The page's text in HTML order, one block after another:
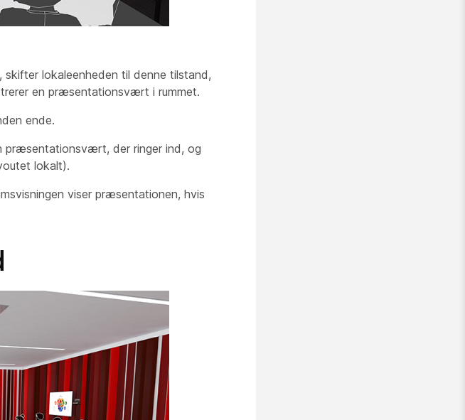
lokaleenheden til denne tilstand,
en præsentationsvært i rummet.
ende.
præsentationsvært, der ringer ind, og
lokalt).
viser præsentationen, hvis